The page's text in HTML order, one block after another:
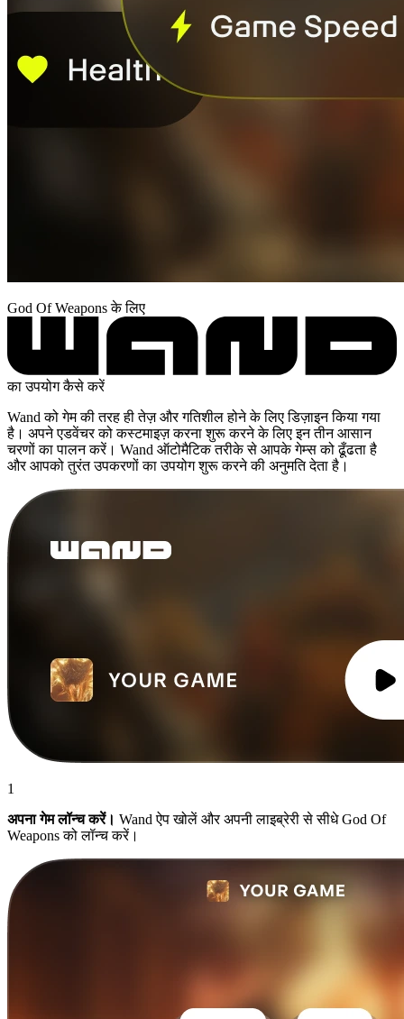
God Of Weapons के लिए
का उपयोग कैसे करें
Wand को गेम की तरह ही तेज़ और गतिशील होने के लिए डिज़ाइन किया गया
है। अपने एडवेंचर को कस्टमाइज़ करना शुरू करने के लिए इन तीन आसान
चरणों का पालन करें। Wand ऑटोमैटिक तरीके से आपके गेम्स को ढूँढता है
और आपको तुरंत उपकरणों का उपयोग शुरू करने की अनुमति देता है।
1
अपना गेम लॉन्च करें। Wand ऐप खोलें और अपनी लाइब्रेरी से सीधे God Of
Weapons को लॉन्च करें।